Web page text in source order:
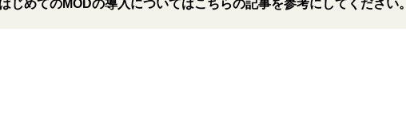
めてのMODの導入についてはこちらの記事を参考にしてください。